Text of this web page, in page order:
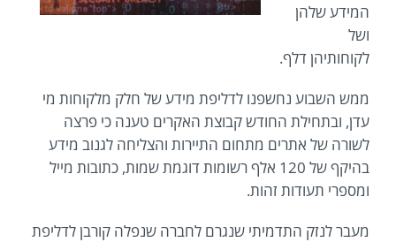
המידע שלהן
ושל
לקוחותיהן דלף.
ממש השבוע נחשפנו לדליפת מידע של חלק מלקוחות מי
עדן, ובתחילת החודש קבוצת האקרים טענה כי פרצה
לשורה של אתרים מתחום התיירות והצליחה לגנוב מידע
בהיקף של 120 אלף רשומות דוגמת שמות, כתובות מייל
ומספרי תעודות זהות.
מעבר לנזק התדמיתי שנגרם לחברה שנפלה קורבן לדליפת